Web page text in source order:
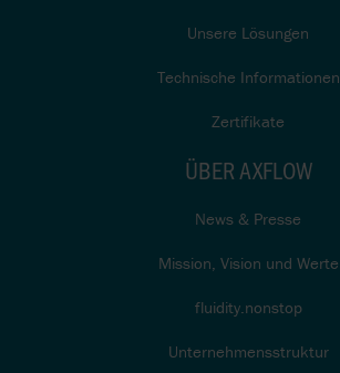
Unsere Lösungen
Technische Informationen
Zertifikate
ÜBER AXFLOW
News & Presse
Mission, Vision und Werte
fluidity.nonstop
Unternehmensstruktur